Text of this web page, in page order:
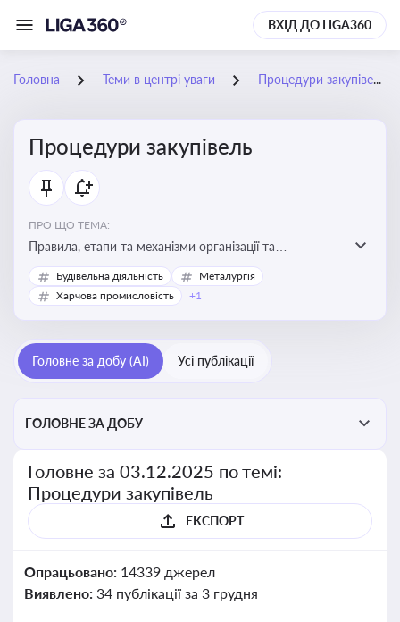
ВХІД ДО LIGA360
Головна Теми в центрі уваги Процедури закупівель
Процедури закупівель
ПРО ЩО ТЕМА:
Правила, етапи та механізми організації та
проведення закупівель товарів, робіт та послуг за
державні чи публічні кошти
Будівельна діяльність
Металургія
Харчова промисловість
+1
Головне за добу (AI) Усі публікації
ГОЛОВНЕ ЗА ДОБУ
Головне за 03.12.2025 по темі:
Процедури закупівель
ЕКСПОРТ
Опрацьовано: 14339 джерел
Виявлено: 34 публікації за 3 грудня